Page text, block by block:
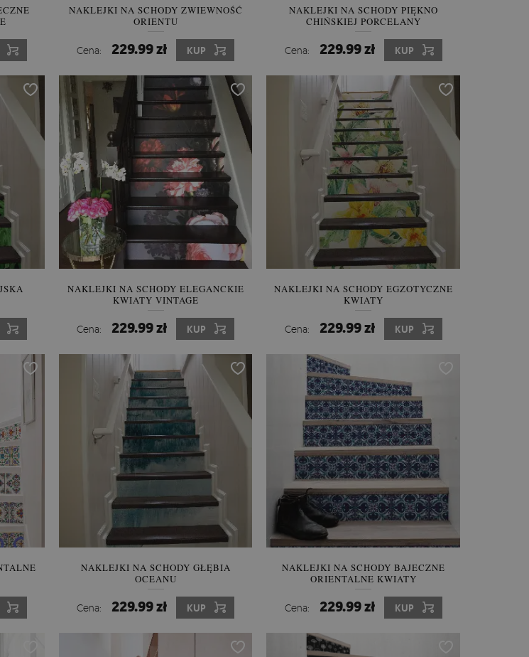
NAKLEJKI NA SCHODY ZWIEWNOŚĆ
ORIENTU
Cena: 229.99 zł KUP
NAKLEJKI NA SCHODY PIĘKNO
CHIŃSKIEJ PORCELANY
Cena: 229.99 zł KUP
NAKLEJKI NA SCHODY ELEGANCKIE
KWIATY VINTAGE
Cena: 229.99 zł KUP
NAKLEJKI NA SCHODY EGZOTYCZNE
KWIATY
Cena: 229.99 zł KUP
NAKLEJKI NA SCHODY GŁĘBIA
OCEANU
Cena: 229.99 zł KUP
NAKLEJKI NA SCHODY BAJECZNE
ORIENTALNE KWIATY
Cena: 229.99 zł KUP